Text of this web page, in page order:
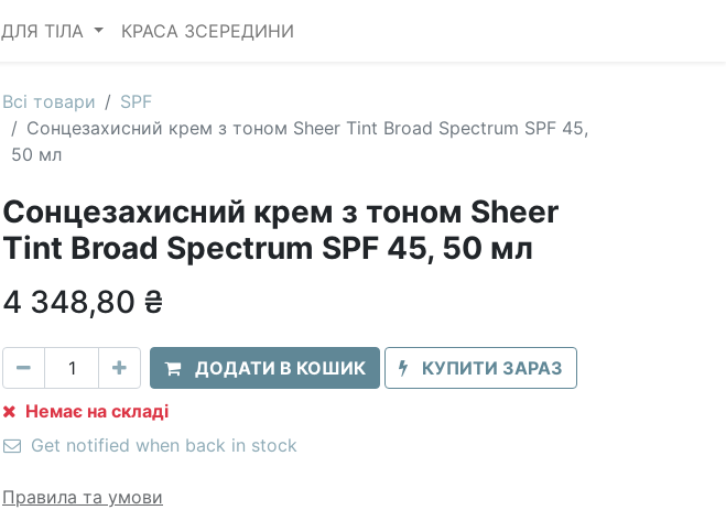
ДЛЯ ТІЛА КРАСА ЗСЕРЕДИНИ
Всі товари
SPF
Сонцезахисний крем з тоном Sheer Tint Broad Spectrum SPF 45,
50 мл
Сонцезахисний крем з тоном Sheer
Tint Broad Spectrum SPF 45, 50 мл
4 348,80 ₴
ДОДАТИ В КОШИК
КУПИТИ ЗАРАЗ
Немає на складі
Get notified when back in stock
Правила та умови